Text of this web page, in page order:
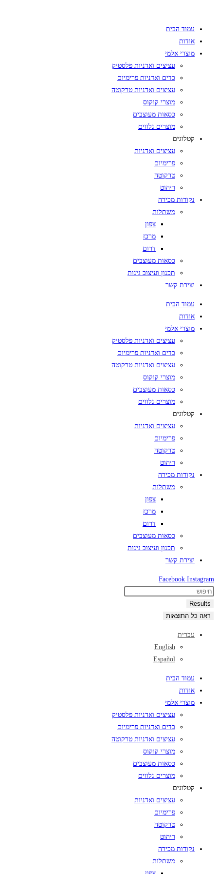
עמוד הבית
אודות
מוצרי אלמי
עציצים ואדניות פלסטיק
כדים ואדניות פרימיום
עציצים ואדניות טרקוטה
מוצרי קוקוס
כסאות מעוצבים
מוצרים נלווים
קטלוגים
עציצים ואדניות
פרימיום
טרקוטה
ריהוט
נקודות מכירה
משתלות
צפון
מרכז
דרום
כסאות מעוצבים
תכנון ועיצוב גינות
יצירת קשר
עמוד הבית
אודות
מוצרי אלמי
עציצים ואדניות פלסטיק
כדים ואדניות פרימיום
עציצים ואדניות טרקוטה
מוצרי קוקוס
כסאות מעוצבים
מוצרים נלווים
קטלוגים
עציצים ואדניות
פרימיום
טרקוטה
ריהוט
נקודות מכירה
משתלות
צפון
מרכז
דרום
כסאות מעוצבים
תכנון ועיצוב גינות
יצירת קשר
Facebook Instagram
Search
...
Results
ראה כל התוצאות
עברית
English
Español
עמוד הבית
אודות
מוצרי אלמי
עציצים ואדניות פלסטיק
כדים ואדניות פרימיום
עציצים ואדניות טרקוטה
מוצרי קוקוס
כסאות מעוצבים
מוצרים נלווים
קטלוגים
עציצים ואדניות
פרימיום
טרקוטה
ריהוט
נקודות מכירה
משתלות